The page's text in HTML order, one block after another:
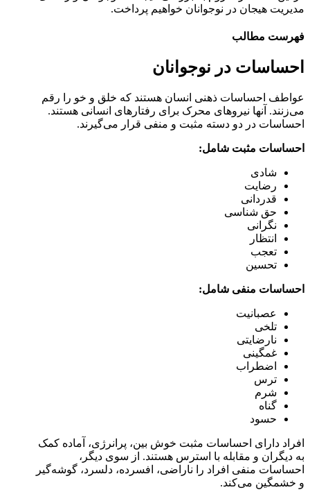
مدیریت هیجان در نوجوانان خواهیم پرداخت.
فهرست مطالب
احساسات در نوجوانان
عواطف احساسات ذهنی انسان هستند که خلق و خو را رقم
می‌زنند. آنها نیروهای محرک برای رفتارهای انسانی هستند.
احساسات در دو دسته مثبت و منفی قرار می‌گیرند.
احساسات مثبت شامل:
شادی
رضایت
قدردانی
حق شناسی
نگرانی
انتظار
تعجب
تحسین
احساسات منفی شامل:
عصبانیت
تلخی
نارضایتی
غمگینی
اضطراب
ترس
شرم
گناه
حسود
افراد دارای احساسات مثبت خوش بین، پرانرژی، آماده کمک
به دیگران و مقابله با استرس هستند. از سوی دیگر،
احساسات منفی افراد را ناراضی، افسرده، دلسرد، گوشه‌گیر
و خشمگین می‌کند.